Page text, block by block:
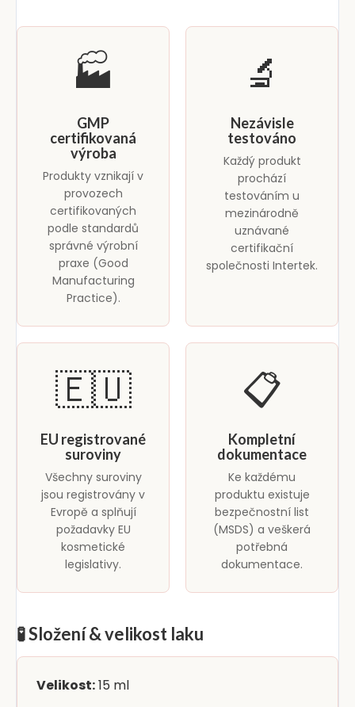
🏭
GMP
certifikovaná
výroba
Produkty vznikají v
provozech
certifikovaných
podle standardů
správné výrobní
praxe (Good
Manufacturing
Practice).
🔬
Nezávisle
testováno
Každý produkt
prochází
testováním u
mezinárodně
uznávané
certifikační
společnosti Intertek.
🇪🇺
EU registrované
suroviny
Všechny suroviny
jsou registrovány v
Evropě a splňují
požadavky EU
kosmetické
legislativy.
📋
Kompletní
dokumentace
Ke každému
produktu existuje
bezpečnostní list
(MSDS) a veškerá
potřebná
dokumentace.
🧪 Složení & velikost laku
Velikost:15 ml